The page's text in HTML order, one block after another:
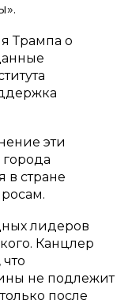
Трампа о
эти
в стране
лидеров
Канцлер
не подлежит
после